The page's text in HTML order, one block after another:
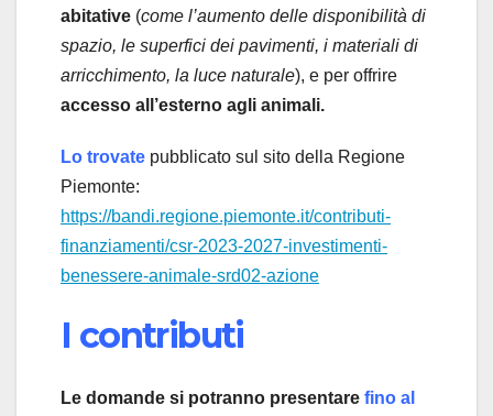
abitative (come l’aumento delle disponibilità di
spazio, le superfici dei pavimenti, i materiali di
arricchimento, la luce naturale), e per offrire
accesso all’esterno agli animali.
Lo trovate pubblicato sul sito della Regione
Piemonte:
https://bandi.regione.piemonte.it/contributi-
finanziamenti/csr-2023-2027-investimenti-
benessere-animale-srd02-azione
I contributi
Le domande si potranno presentare fino al